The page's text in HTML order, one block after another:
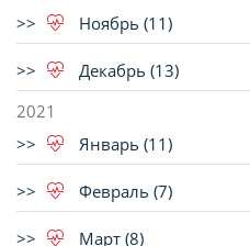
Ноябрь (11)
Декабрь (13)
2021
Январь (11)
Февраль (7)
Март (8)